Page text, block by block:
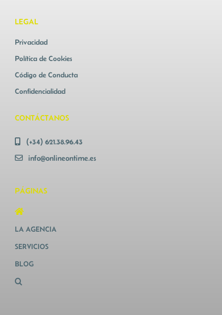
LEGAL
Privacidad
Política de Cookies
Código de Conducta
Confidencialidad
CONTÁCTANOS
(+34) 621.38.96.43
info@onlineontime.es
PÁGINAS
LA AGENCIA
SERVICIOS
BLOG